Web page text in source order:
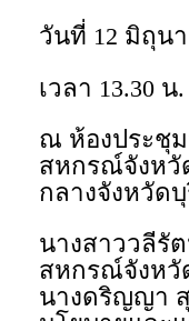
วันที่ 12 มิถุนา
เวลา 13.30 น.
ณ ห้องประชุ
สหกรณ์จังหวั
กลางจังหวัด
นางสาววลีรั
สหกรณ์จังหวั
นางดริญญา